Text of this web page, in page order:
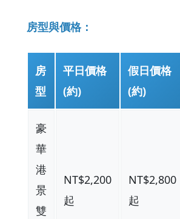
房型與價格：
房
型
平日價格
(約)
假日價格
(約)
豪
華
港
景
雙
NT$2,200
起
NT$2,800
起